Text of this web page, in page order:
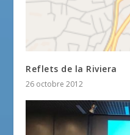
Reflets de la Riviera
26 octobre 2012